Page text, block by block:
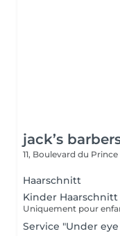
jack’s
11, Boulevard du
Haarschnitt
Kinder Haarschnitt
Uniquement pour
Service "Under